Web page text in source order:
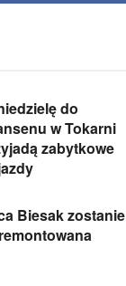
do
w Tokarni
zabytkowe
Biesak zostanie